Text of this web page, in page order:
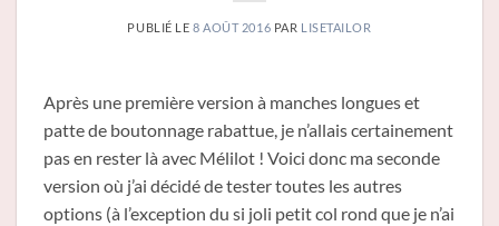
PUBLIÉ LE 8 AOÛT 2016 PAR LISETAILOR
Après une première version à manches longues et
patte de boutonnage rabattue, je n’allais certainement
pas en rester là avec Mélilot ! Voici donc ma seconde
version où j’ai décidé de tester toutes les autres
options (à l’exception du si joli petit col rond que je n’ai